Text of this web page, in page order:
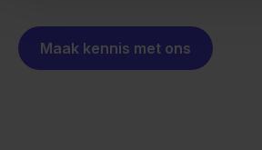
Maak kennis met ons